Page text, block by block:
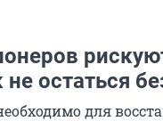
остаться
для